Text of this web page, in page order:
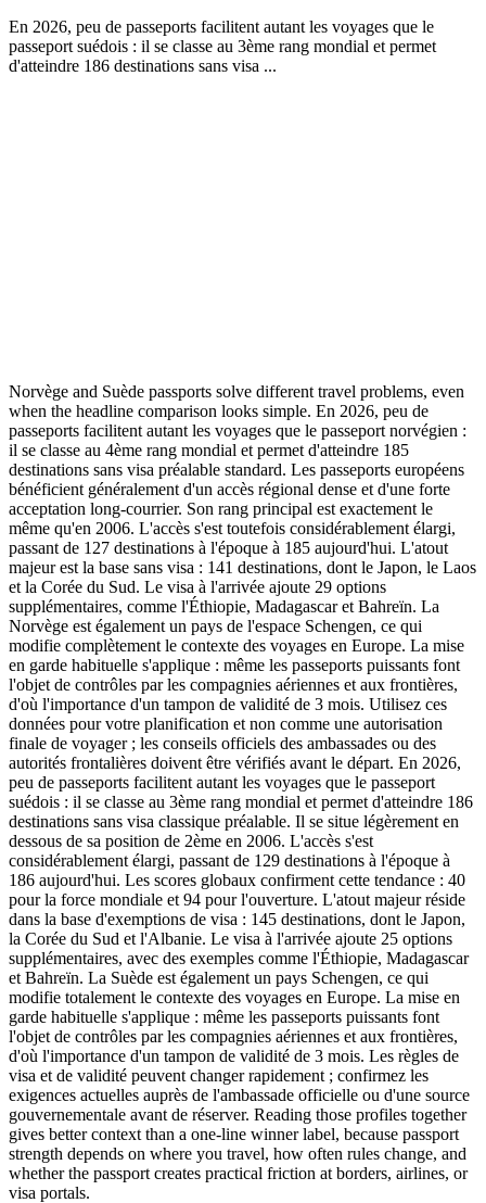
En 2026, peu de passeports facilitent autant les voyages que le
passeport suédois : il se classe au 3ème rang mondial et permet
d'atteindre 186 destinations sans visa ...
Norvège and Suède passports solve different travel problems, even
when the headline comparison looks simple. En 2026, peu de
passeports facilitent autant les voyages que le passeport norvégien :
il se classe au 4ème rang mondial et permet d'atteindre 185
destinations sans visa préalable standard. Les passeports européens
bénéficient généralement d'un accès régional dense et d'une forte
acceptation long-courrier. Son rang principal est exactement le
même qu'en 2006. L'accès s'est toutefois considérablement élargi,
passant de 127 destinations à l'époque à 185 aujourd'hui. L'atout
majeur est la base sans visa : 141 destinations, dont le Japon, le Laos
et la Corée du Sud. Le visa à l'arrivée ajoute 29 options
supplémentaires, comme l'Éthiopie, Madagascar et Bahreïn. La
Norvège est également un pays de l'espace Schengen, ce qui
modifie complètement le contexte des voyages en Europe. La mise
en garde habituelle s'applique : même les passeports puissants font
l'objet de contrôles par les compagnies aériennes et aux frontières,
d'où l'importance d'un tampon de validité de 3 mois. Utilisez ces
données pour votre planification et non comme une autorisation
finale de voyager ; les conseils officiels des ambassades ou des
autorités frontalières doivent être vérifiés avant le départ. En 2026,
peu de passeports facilitent autant les voyages que le passeport
suédois : il se classe au 3ème rang mondial et permet d'atteindre 186
destinations sans visa classique préalable. Il se situe légèrement en
dessous de sa position de 2ème en 2006. L'accès s'est
considérablement élargi, passant de 129 destinations à l'époque à
186 aujourd'hui. Les scores globaux confirment cette tendance : 40
pour la force mondiale et 94 pour l'ouverture. L'atout majeur réside
dans la base d'exemptions de visa : 145 destinations, dont le Japon,
la Corée du Sud et l'Albanie. Le visa à l'arrivée ajoute 25 options
supplémentaires, avec des exemples comme l'Éthiopie, Madagascar
et Bahreïn. La Suède est également un pays Schengen, ce qui
modifie totalement le contexte des voyages en Europe. La mise en
garde habituelle s'applique : même les passeports puissants font
l'objet de contrôles par les compagnies aériennes et aux frontières,
d'où l'importance d'un tampon de validité de 3 mois. Les règles de
visa et de validité peuvent changer rapidement ; confirmez les
exigences actuelles auprès de l'ambassade officielle ou d'une source
gouvernementale avant de réserver. Reading those profiles together
gives better context than a one-line winner label, because passport
strength depends on where you travel, how often rules change, and
whether the passport creates practical friction at borders, airlines, or
visa portals.